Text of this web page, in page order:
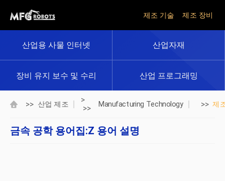
제조 기술 제조 장비
산업용 사물 인터넷 산업자재
장비 유지 보수 및 수리 산업 프로그래밍
>> 산업 제조
>
>>
Manufacturing Technology >> 제
금속 공학 용어집:Z 용어 설명